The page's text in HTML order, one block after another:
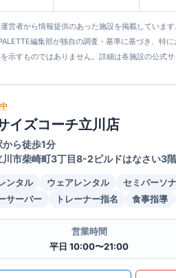
営者から情報提供のあった施設を掲載しています
編集部が独自の調査・基準に基づき、特に
示すものではありません。詳細は各施設の公式サ
イズコーチ立川店
ら徒歩1分
川市柴崎町3丁目8-2ビルドはなさい3階
ンタル ウェアレンタル セミパーソ
サーバー
トレーナー指名 食事指導
営業時間
平日 10:00〜21:00